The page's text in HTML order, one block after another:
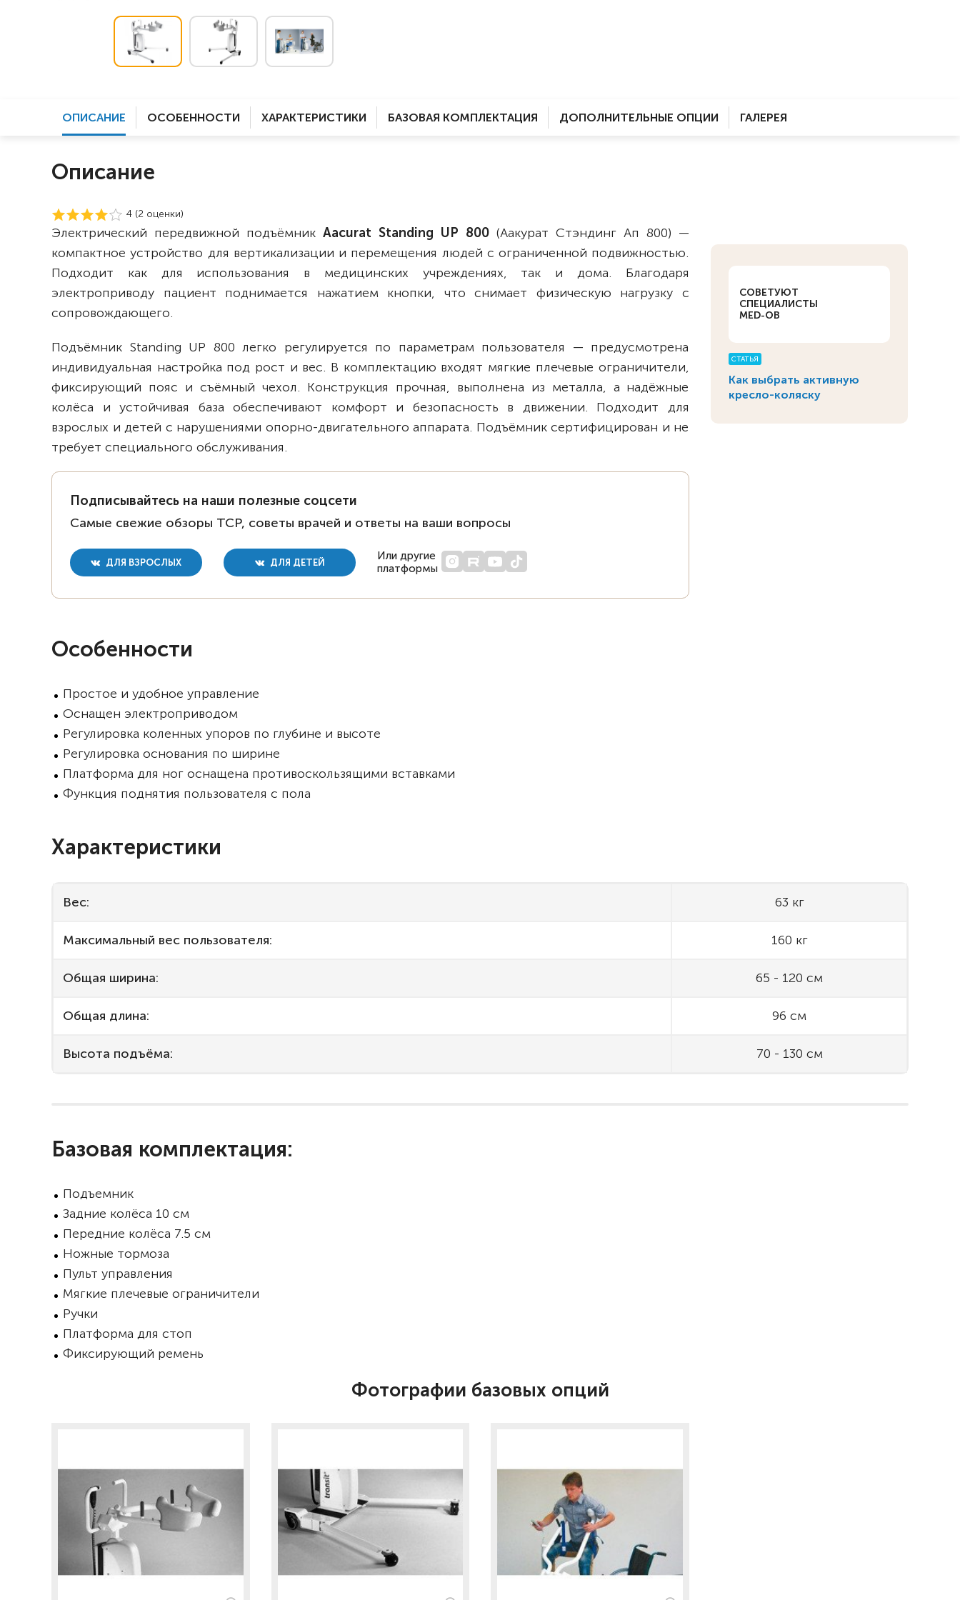
колясок
Вертикализаторы
Кровати для дома
Для дома
ОПИСАНИЕ ОСОБЕННОСТИ ХАРАКТЕРИСТИКИ БАЗОВАЯ КОМПЛЕКТАЦИЯ ДОПОЛНИТЕЛЬНЫЕ ОПЦИИ ГАЛЕРЕЯ
Описание
4 (2 оценки)
СОВЕТУЮТ
СПЕЦИАЛИСТЫ
MED-OB
СТАТЬЯ
Как выбрать активную
кресло-коляску
Электрический передвижной подъёмникAacurat Standing UP 800 (Аакурат Стэндинг Ап 800) —
компактное устройство для вертикализации и перемещения людей с ограниченной подвижностью.
Подходит как для использования в медицинских учреждениях, так и дома. Благодаря
электроприводу пациент поднимается нажатием кнопки, что снимает физическую нагрузку с
сопровождающего.
Подъёмник Standing UP 800 легко регулируется по параметрам пользователя — предусмотрена
индивидуальная настройка под рост и вес. В комплектацию входят мягкие плечевые ограничители,
фиксирующий пояс и съёмный чехол. Конструкция прочная, выполнена из металла, а надёжные
колёса и устойчивая база обеспечивают комфорт и безопасность в движении. Подходит для
взрослых и детей с нарушениями опорно-двигательного аппарата. Подъёмник сертифицирован и не
требует специального обслуживания.
Подписывайтесь на наши полезные соцсети
Самые свежие обзоры ТСР, советы врачей и ответы на ваши вопросы
ДЛЯ ВЗРОСЛЫХ ДЛЯ ДЕТЕЙ
Или другие
платформы
Особенности
Простое и удобное управление
Оснащен электроприводом
Регулировка коленных упоров по глубине и высоте
Регулировка основания по ширине
Платформа для ног оснащена противоскользящими вставками
Функция поднятия пользователя с пола
Характеристики
Вес: 63 кг
Максимальный вес пользователя: 160 кг
Общая ширина: 65 - 120 см
Общая длина: 96 см
Высота подъёма: 70 - 130 см
Базовая комплектация:
Подъемник
Задние колёса 10 см
Передние колёса 7.5 см
Ножные тормоза
Пульт управления
Мягкие плечевые ограничители
Ручки
Платформа для стоп
Фиксирующий ремень
Фотографии базовых опций